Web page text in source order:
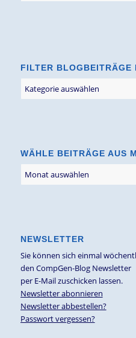
FILTER BLOGBEITRÄGE
Blogbeiträge
WÄHLE BEITRÄGE AUS
NEWSLETTER
Sie können sich einmal
den CompGen-Blog Newsletter
per E-Mail zuschicken lassen.
Newsletter abonnieren
Newsletter abbestellen?
Passwort vergessen?